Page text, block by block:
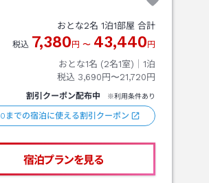
おとな2名 1泊1部屋 合計
税込 7,380 円 〜 43,440 円
おとな1名 (2名1室)｜ 1泊
税込 3,690円〜21,720円
割引クーポン配布中 ※利用条件あり
までの宿泊に使える割引クーポン
宿泊プランを見る